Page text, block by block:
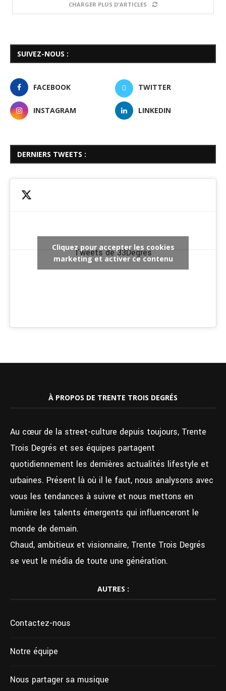
CHARGER PLUS D'ARTICLES
SUIVEZ-NOUS :
FACEBOOK TWITTER
INSTAGRAM LINKEDIN
DERNIERS TWEETS :
Tweets de 33Degres
Cliquez pour accepter les cookies
marketing et activer ce contenu
À PROPOS DE TRENTE TROIS DEGRÉS
Au cœur de la street-culture depuis toujours, Trente
Trois Degrés et ses équipes partagent
quotidiennement les dernières actualités lifestyle et
urbaines. Présent là où il le faut, nous analysons avec
vous les tendances à suivre et nous mettons en
lumière les talents émergents qui influenceront le
monde de demain.
Chaud, ambitieux et visionnaire, Trente Trois Degrés
se veut le média de toute une génération.
AUTRES :
Contactez-nous
Notre équipe
Nous partager sa musique